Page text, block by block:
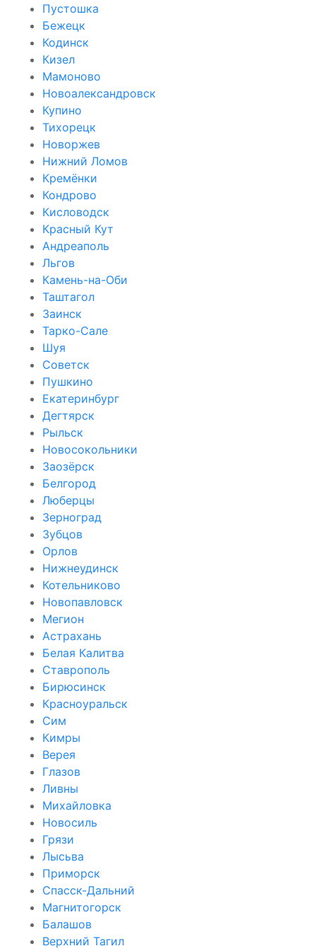
Пустошка
Бежецк
Кодинск
Кизел
Мамоново
Новоалександровск
Купино
Тихорецк
Новоржев
Нижний Ломов
Кремёнки
Кондрово
Кисловодск
Красный Кут
Андреаполь
Льгов
Камень-на-Оби
Таштагол
Заинск
Тарко-Сале
Шуя
Советск
Пушкино
Екатеринбург
Дегтярск
Рыльск
Новосокольники
Заозёрск
Белгород
Люберцы
Зерноград
Зубцов
Орлов
Нижнеудинск
Котельниково
Новопавловск
Мегион
Астрахань
Белая Калитва
Ставрополь
Бирюсинск
Красноуральск
Сим
Кимры
Верея
Глазов
Ливны
Михайловка
Новосиль
Грязи
Лысьва
Приморск
Спасск-Дальний
Магнитогорск
Балашов
Верхний Тагил